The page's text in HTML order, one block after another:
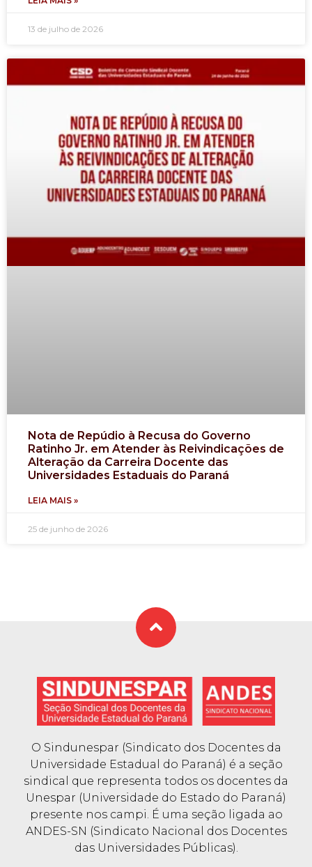
13 de julho de 2026
Nota de Repúdio à Recusa do Governo
Ratinho Jr. em Atender às Reivindicações de
Alteração da Carreira Docente das
Universidades Estaduais do Paraná
LEIA MAIS »
25 de junho de 2026
O Sindunespar (Sindicato dos Docentes da
Universidade Estadual do Paraná) é a seção
sindical que representa todos os docentes da
Unespar (Universidade do Estado do Paraná)
presente nos campi. É uma seção ligada ao
ANDES-SN (Sindicato Nacional dos Docentes
das Universidades Públicas).